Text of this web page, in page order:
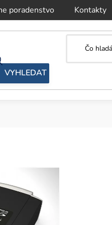
poradenstvo Kontakty